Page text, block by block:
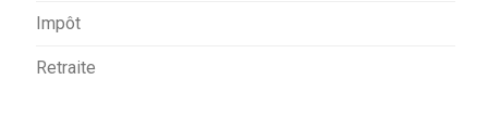
Impôt
Retraite